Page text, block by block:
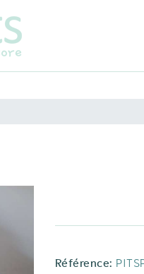
Référence: